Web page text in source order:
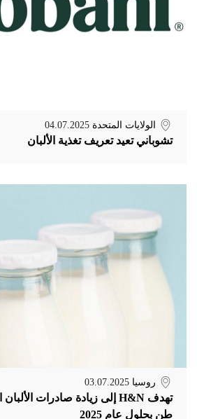
الولايات المتحدة 04.07.2025
تشوباني تعيد تعريف تغذية الألبان
روسيا 03.07.2025
طن بحلول عام 2025